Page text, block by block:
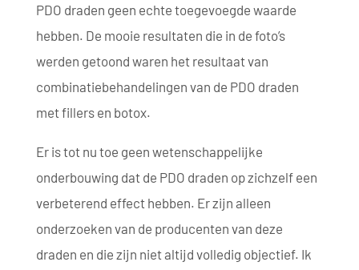
PDO draden geen echte toegevoegde waarde
hebben. De mooie resultaten die in de foto’s
werden getoond waren het resultaat van
combinatiebehandelingen van de PDO draden
met fillers en botox.
Er is tot nu toe geen wetenschappelijke
onderbouwing dat de PDO draden op zichzelf een
verbeterend effect hebben. Er zijn alleen
onderzoeken van de producenten van deze
draden en die zijn niet altijd volledig objectief. Ik